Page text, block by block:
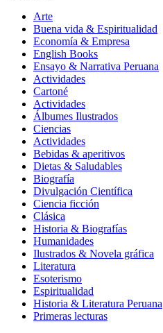
Arte
Buena vida & Espiritualidad
Economía & Empresa
English Books
Ensayo & Narrativa Peruana
Actividades
Cartoné
Actividades
Álbumes Ilustrados
Ciencias
Actividades
Bebidas & aperitivos
Dietas & Saludables
Biografía
Divulgación Científica
Ciencia ficción
Clásica
Historia & Biografías
Humanidades
Ilustrados & Novela gráfica
Literatura
Esoterismo
Espiritualidad
Historia & Literatura Peruana
Primeras lecturas